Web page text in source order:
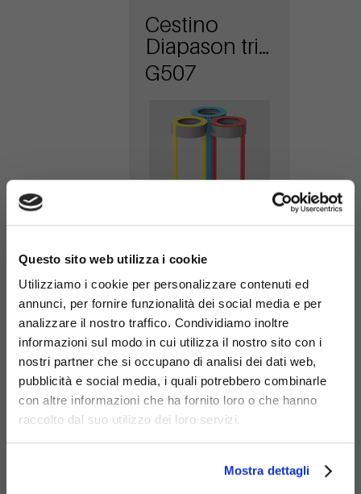
Questo sito web utilizza i cookie
Utilizziamo i cookie per personalizzare contenuti ed
annunci, per fornire funzionalità dei social media e per
analizzare il nostro traffico. Condividiamo inoltre
informazioni sul modo in cui utilizza il nostro sito con i
nostri partner che si occupano di analisi dei dati web,
pubblicità e social media, i quali potrebbero combinarle
con altre informazioni che ha fornito loro o che hanno
raccolto dal suo utilizzo dei loro servizi.
Mostra dettagli
Cestino
Diapason tris
antiterrorismo
G507
Cestino
Diapason
antiterrorismo
G502